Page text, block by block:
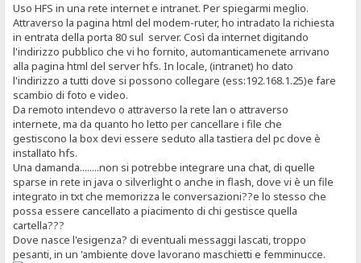
Uso HFS in una rete internet e intranet. Per spiegarmi meglio.
Attraverso la pagina html del modem-ruter, ho intradato la richiesta
in entrata della porta 80 sul server. Così da internet digitando
l'indirizzo pubblico che vi ho fornito, automanticamenete arrivano
alla pagina html del server hfs. In locale, (intranet) ho dato
l'indirizzo a tutti dove si possono collegare (ess:192.168.1.25)e fare
scambio di foto e video.
Da remoto intendevo o attraverso la rete lan o attraverso
internete, ma da quanto ho letto per cancellare i file che
gestiscono la box devi essere seduto alla tastiera del pc dove è
installato hfs.
Una damanda........non si potrebbe integrare una chat, di quelle
sparse in rete in java o silverlight o anche in flash, dove vi è un file
integrato in txt che memorizza le conversazioni??e lo stesso che
possa essere cancellato a piacimento di chi gestisce quella
cartella???
Dove nasce l'esigenza? di eventuali messaggi lascati, troppo
pesanti, in un 'ambiente dove lavorano maschietti e femminucce.